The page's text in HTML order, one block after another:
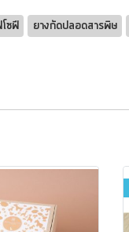
ซฟี ยางกัดปลอดสารพิษ